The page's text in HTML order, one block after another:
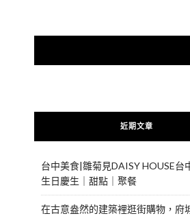
近期文章
台中美食|雛菊見DAISY HOUSE台
生日慶生｜甜點｜聚餐
在古意盎然的建築裡逛街購物，府